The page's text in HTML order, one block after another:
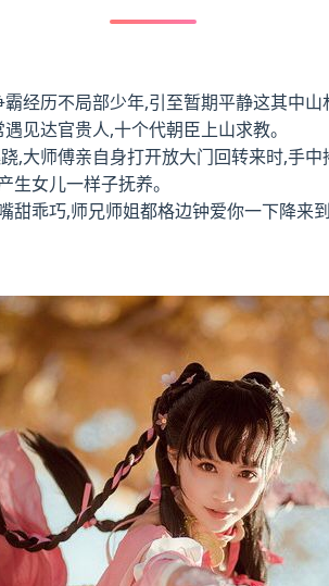
经历不局部少年,引至暂期平静这其中
见达官贵人,十个代朝臣上山求教。
,大师傅亲自身打开放大门回转来时,手
女儿一样子抚养。
乖巧,师兄师姐都格边钟爱你一下降来